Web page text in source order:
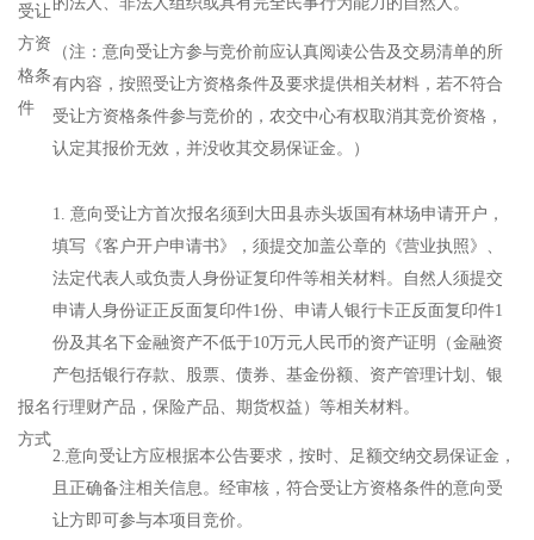
受让
方资
格条
件
（注：意向受让方参与竞价前应认真阅读公告及交易清单的所
有内容，按照受让方资格条件及要求提供相关材料，若不符合
受让方资格条件参与竞价的，农交中心有权取消其竞价资格，
认定其报价无效，并没收其交易保证金。）
报名
方式
1. 意向受让方首次报名须到大田县赤头坂国有林场申请开户，
填写《客户开户申请书》，须提交加盖公章的《营业执照》、
法定代表人或负责人身份证复印件等相关材料。自然人须提交
申请人身份证正反面复印件1份、申请人银行卡正反面复印件1
份及其名下金融资产不低于10万元人民币的资产证明（金融资
产包括银行存款、股票、债券、基金份额、资产管理计划、银
行理财产品，保险产品、期货权益）等相关材料。
2.意向受让方应根据本公告要求，按时、足额交纳交易保证金，
且正确备注相关信息。经审核，符合受让方资格条件的意向受
让方即可参与本项目竞价。